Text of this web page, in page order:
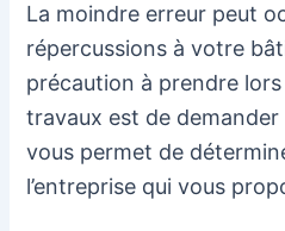
La moindre erreur peut
répercussions à votre
précaution à prendre
travaux est de demander
vous permet de
l’entreprise qui vous